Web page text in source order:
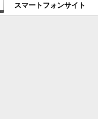
スマートフォンサイト